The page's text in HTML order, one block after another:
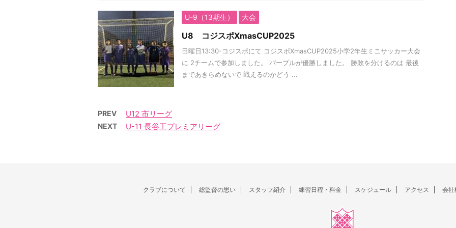
U-9（13期生） 大会
U8 コジスポXmasCUP2025
日曜日13:30-コジスポにて コジスポXmasCUP2025小学2年生ミニサッカー大会
に 2チームで参加しました。 パープルが優勝しました。 勝敗を分けるのは 最後
まであきらめないで 戦えるのかどう ...
PREV U12 市リーグ
NEXT U-11 長谷工プレミアリーグ
クラブについて 総監督の思い スタッフ紹介 練習日程・料金 スケジュール アクセス 会社